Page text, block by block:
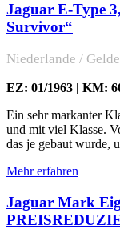
Jaguar E-Type
Survivor“
Niederlande /
EZ: 01/1963 | KM:
Ein sehr markanter
und mit viel Klasse.
das je gebaut wurde,
Mehr erfahren
Jaguar Mark